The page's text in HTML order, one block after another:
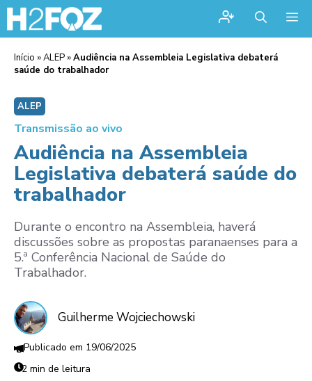
Início »ALEP »Audiência na Assembleia Legislativa debaterá
saúde do trabalhador
ALEP
Transmissão ao vivo
Audiência na Assembleia
Legislativa debaterá saúde do
trabalhador
Durante o encontro na Assembleia, haverá
discussões sobre as propostas paranaenses para a
5.ª Conferência Nacional de Saúde do
Trabalhador.
Guilherme Wojciechowski
19/06/2025
2 min de leitura